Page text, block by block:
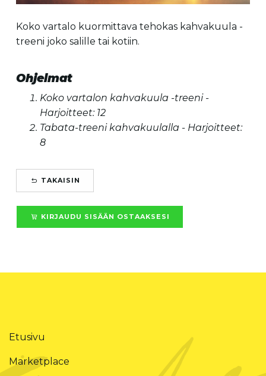
Koko vartalo kuormittava tehokas kahvakuula -
treeni joko salille tai kotiin.
Ohjelmat
Koko vartalon kahvakuula -treeni -
Harjoitteet: 12
Tabata-treeni kahvakuulalla - Harjoitteet:
8
TAKAISIN
KIRJAUDU SISÄÄN OSTAAKSESI
Etusivu
Marketplace